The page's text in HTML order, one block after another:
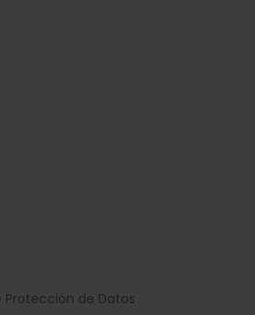
Protección de Datos